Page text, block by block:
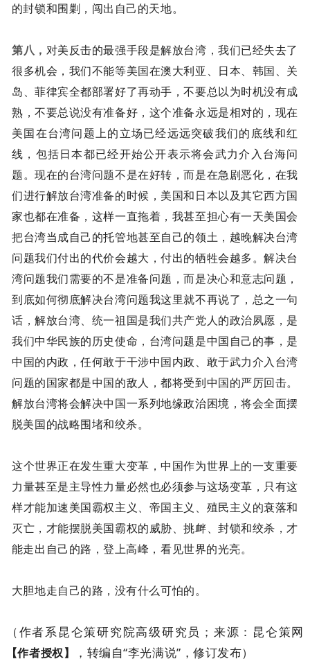
的封锁和围剿，闯出自己的天地。
第八， 对美反击的最强手段是解放台湾，我们已经失去了
很多机会，我们不能等美国在澳大利亚、日本、韩国、关
岛、菲律宾全都部署好了再动手，不要总以为时机没有成
熟，不要总说没有准备好，这个准备永远是相对的，现在
美国在台湾问题上的立场已经远远突破我们的底线和红
线，包括日本都已经开始公开表示将会武力介入台海问
题。现在的台湾问题不是在好转，而是在急剧恶化，在我
们进行解放台湾准备的时候，美国和日本以及其它西方国
家也都在准备，这样一直拖着，我甚至担心有一天美国会
把台湾当成自己的托管地甚至自己的领土，越晚解决台湾
问题我们付出的代价会越大，付出的牺牲会越多。解决台
湾问题我们需要的不是准备问题，而是决心和意志问题，
到底如何彻底解决台湾问题我这里就不再说了，总之一句
话，解放台湾、统一祖国是我们共产党人的政治夙愿，是
我们中华民族的历史使命，台湾问题是中国自己的事，是
中国的内政，任何敢于干涉中国内政、敢于武力介入台湾
问题的国家都是中国的敌人，都将受到中国的严厉回击。
解放台湾将会解决中国一系列地缘政治困境，将会全面摆
脱美国的战略围堵和绞杀。
这个世界正在发生重大变革，中国作为世界上的一支重要
力量甚至是主导性力量必然也必须参与这场变革，只有这
样才能加速美国霸权主义、帝国主义、殖民主义的衰落和
灭亡，才能摆脱美国霸权的威胁、挑衅、封锁和绞杀，才
能走出自己的路，登上高峰，看见世界的光亮。
大胆地走自己的路，没有什么可怕的。
（作者系昆仑策研究院高级研究员；来源：昆仑策网
【作者授权】 ，转编自“李光满说”，修订发布）